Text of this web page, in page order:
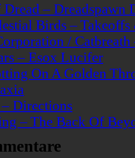
Dread – Dreadspawn
Birds –
/
– Esox Lucifer
On A Golden
Directions
– The Back Of